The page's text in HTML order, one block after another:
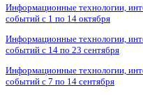
Информационные технологии,
событий с 1 по 14 октября
Информационные технологии,
событий с 14 по 23 сентября
Информационные технологии,
событий с 7 по 14 сентября